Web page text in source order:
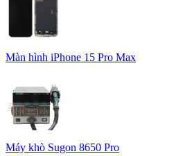
Màn hình iPhone 15 Pro Max
Máy khò Sugon 8650 Pro